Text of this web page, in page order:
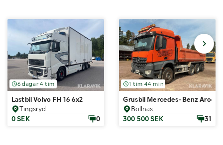
6 dagar 4 tim
Lastbil Volvo FH 16 6x2
Tingsryd
0 SEK
0
1 tim 44 min
Grusbil Mercedes-Benz Arocs
Bollnäs
300 500 SEK
31